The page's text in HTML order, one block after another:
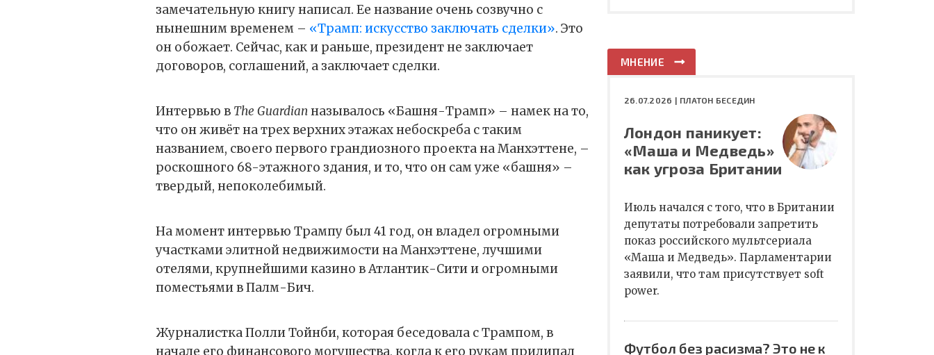
замечательную книгу написал. Ее название очень созвучно с
нынешним временем – «Трамп: искусство заключать сделки». Это
он обожает. Сейчас, как и раньше, президент не заключает
договоров, соглашений, а заключает сделки.
Интервью в The Guardianназывалось «Башня-Трамп» – намек на то,
что он живёт на трех верхних этажах небоскреба с таким
названием, своего первого грандиозного проекта на Манхэттене, –
роскошного 68-этажного здания, и то, что он сам уже «башня» –
твердый, непоколебимый.
На момент интервью Трампу был 41 год, он владел огромными
участками элитной недвижимости на Манхэттене, лучшими
отелями, крупнейшими казино в Атлантик-Сити и огромными
поместьями в Палм-Бич.
Журналистка Полли Тойнби, которая беседовала с Трампом, в
начале его финансового могущества, когда к его рукам прилипал
МНЕНИЕ
26.07.2026 | ПЛАТОН БЕСЕДИН
Лондон паникует:
«Маша и Медведь»
как угроза Британии
Июль начался с того, что в Британии
депутаты потребовали запретить
показ российского мультсериала
«Маша и Медведь». Парламентарии
заявили, что там присутствует soft
power.
Футбол без расизма? Это не к